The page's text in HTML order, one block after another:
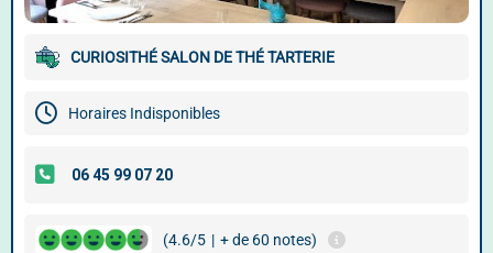
CURIOSITHÉ SALON DE THÉ TARTERIE
Horaires Indisponibles
(4.6/5 | + de 60 notes)